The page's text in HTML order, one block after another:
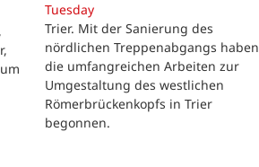
Tuesday
Trier. Mit der Sanierung des
nördlichen Treppenabgangs haben
die umfangreichen Arbeiten zur
Umgestaltung des westlichen
Römerbrückenkopfs in Trier
begonnen.